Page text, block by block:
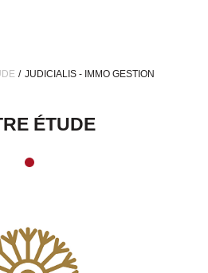
JUDICIALIS - IMMO GESTION
ÉTUDE